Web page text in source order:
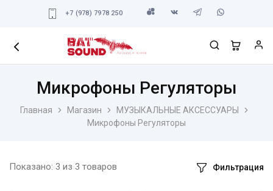
+7 (978) 7978 250
Главная Магазин
МУЗЫКАЛЬНЫЕ АКСЕССУАРЫ
Микрофоны Регуляторы
Микрофоны Регуляторы
Показано: 3 из 3 товаров Фильтрация